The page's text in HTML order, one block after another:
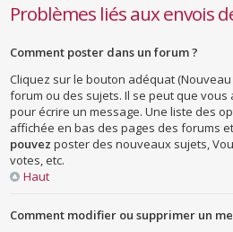
Problèmes liés aux envois
Comment poster dans un forum ?
Cliquez sur le bouton adéquat
forum ou des sujets. Il se peut que vous
pour écrire un message. Une liste des
affichée en bas des pages des forums
pouvez poster des nouveaux sujets,
votes, etc.
Haut
Comment modifier ou supprimer un